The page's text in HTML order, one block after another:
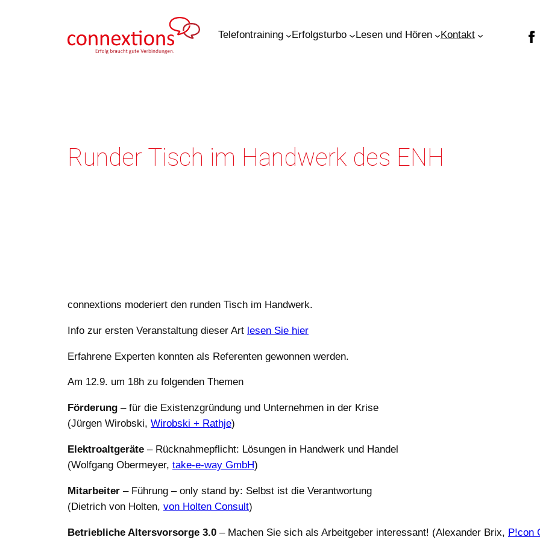
Telefontraining Erfolgsturbo Lesen und Hören Kontakt
Runder Tisch im Handwerk des ENH
connextions moderiert den runden Tisch im Handwerk.
Info zur ersten Veranstaltung dieser Art lesen Sie hier
Erfahrene Experten konnten als Referenten gewonnen werden.
Am 12.9. um 18h zu folgenden Themen
Förderung – für die Existenzgründung und Unternehmen in der Krise
(Jürgen Wirobski, Wirobski + Rathje)
Elektroaltgeräte – Rücknahmepflicht: Lösungen in Handwerk und Handel
(Wolfgang Obermeyer, take-e-way GmbH)
Mitarbeiter – Führung – only stand by: Selbst ist die Verantwortung
(Dietrich von Holten, von Holten Consult)
Betriebliche Altersvorsorge 3.0 – Machen Sie sich als Arbeitgeber interessant! (Alexander Brix, P!con